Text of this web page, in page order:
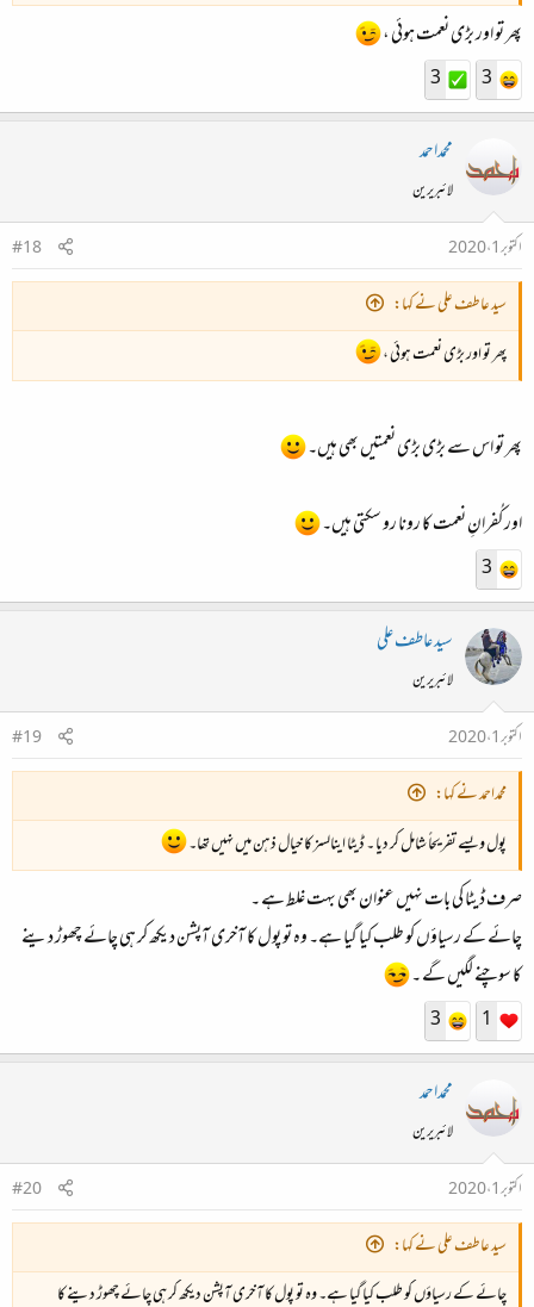
پھر تو اور بڑی نعمت ہوئی ،
3
3
محمداحمد
لائبریرین
اکتوبر 1، 2020
#18
سید عاطف علی نے کہا:
پھر تو اور بڑی نعمت ہوئی ،
پھر تو اس سے بڑی بڑی نعمتیں بھی ہیں۔
اور کُفرانِ نعمت کا رونا رو سکتی ہیں۔
3
سید عاطف علی
لائبریرین
اکتوبر 1، 2020
#19
محمداحمد نے کہا:
پول ویسے تفریحاً شامل کر دیا ۔ ڈیٹا اینالسز کا خیال ذہن میں نہیں تھا۔
صرف ڈیٹا کی بات نہیں عنوان بھی بہت غلط ہے ۔
چائے کے رسیاؤں کو طلب کیا گیا ہے۔ وہ تو پول کا آخری آپشن دیکھ کر ہی چائے چھوڑ دینے
کا سوچنے لگیں گے ۔
1
3
محمداحمد
لائبریرین
اکتوبر 1، 2020
#20
سید عاطف علی نے کہا:
چائے کے رسیاؤں کو طلب کیا گیا ہے۔ وہ تو پول کا آخری آپشن دیکھ کر ہی چائے چھوڑ دینے کا